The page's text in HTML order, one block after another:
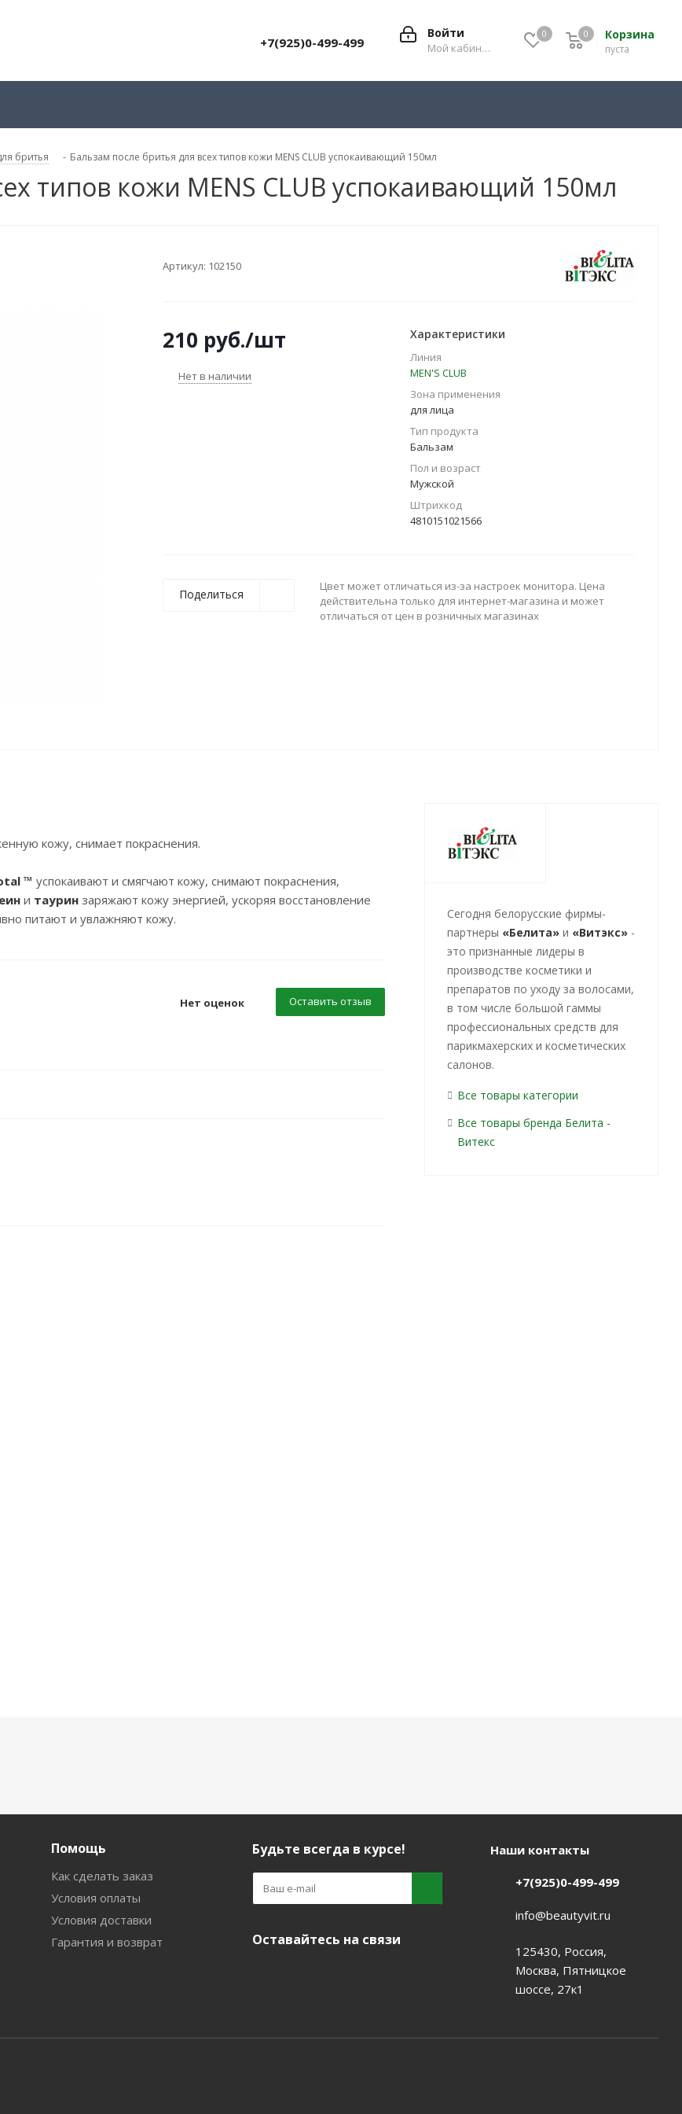
0 Корзина
0
пуста
0
Войти
Мой кабинет
+7(925)0-499-499
бритья - Бальзам после бритья для всех типов кожи MENS CLUB успокаивающий 150мл
типов кожи MENS CLUB успокаивающий 150мл
Артикул: 102150
210 руб./шт
Нет в наличии
Характеристики
Линия
MEN'S CLUB
Зона применения
для лица
Тип продукта
Бальзам
Пол и возраст
Мужской
Штрихкод
4810151021566
Поделиться
Цвет может отличаться из-за настроек монитора. Цена
действительна только для интернет-магазина и может
отличаться от цен в розничных магазинах
кожу, снимает покраснения.
™ успокаивают и смягчают кожу, снимают покраснения,
и таурин заряжают кожу энергией, ускоряя восстановление
питают и увлажняют кожу.
Нет оценок Оставить отзыв
Cегодня белорусские фирмы-
партнеры «Белита»и «Витэкс»-
это признанные лидеры в
производстве косметики и
препаратов по уходу за волосами,
в том числе большой гаммы
профессиональных средств для
парикмахерских и косметических
салонов.
Все товары категории
Все товары бренда Белита -
Витекс
Помощь
Как сделать заказ
Условия оплаты
Условия доставки
Гарантия и возврат
Будьте всегда в курсе!
Оставайтесь на связи
Наши контакты
+7(925)0-499-499
info@beautyvit.ru
125430, Россия,
Москва, Пятницкое
шоссе, 27к1